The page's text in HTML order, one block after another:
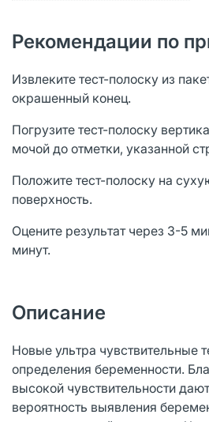
Рекомендации по
Извлеките тест-полоску из
окрашенный конец.
Погрузите тест-полоску
мочой до отметки, указанной
Положите тест-полоску на
поверхность.
Оцените результат через 3-5
минут.
Описание
Новые ультра чувствительные
определения беременности.
высокой чувствительности
вероятность выявления